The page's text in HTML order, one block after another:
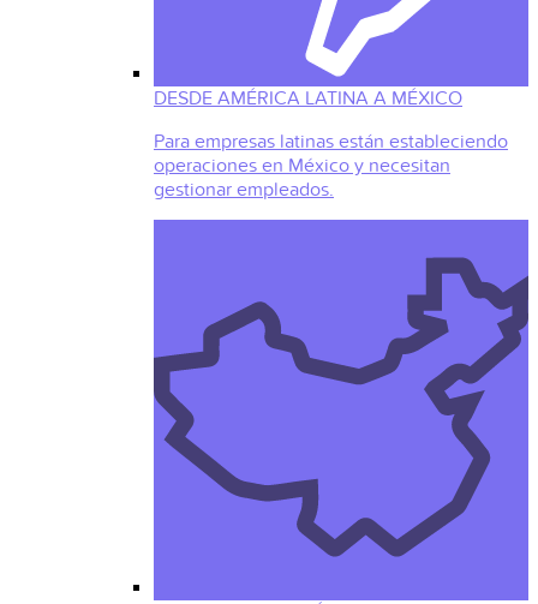
DESDE AMÉRICA LATINA A MÉXICO
Para empresas latinas están estableciendo
operaciones en México y necesitan
gestionar empleados.